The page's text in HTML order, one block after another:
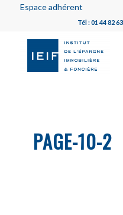
Espace adhérent
Tél : 01 44 82
PAGE-10-2